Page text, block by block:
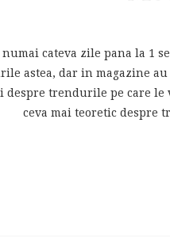
cateva zile pana la 1
astea, dar in magazine
despre trendurile pe care le
ceva mai teoretic despre